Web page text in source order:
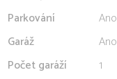
Parkování
Ano
Garáž
Ano
Počet garáží
1